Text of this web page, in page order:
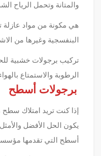
والمتانة وتحمل الرياح
هي مكونة من مواد
البنفسجية وغيرها من
تركيب برجولات خشبية
الرطوبة والاستمتاع
برجولات أسطح
إذا كنت تريد امتلاك
يكون الحل الأفضل
أسطح التي تقدمها